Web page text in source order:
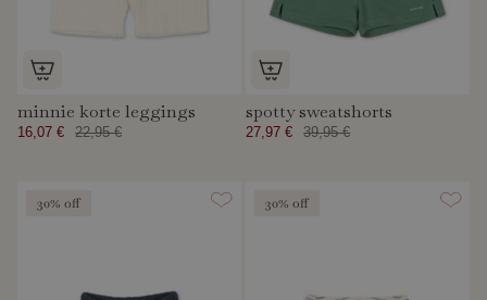
minnie korte leggings
16,07 € 22,95 €
spotty sweatshorts
27,97 € 39,95 €
30% off 30% off